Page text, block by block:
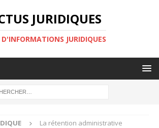
JURIDIQUES
D'INFORMATIONS JURIDIQUES
La rétention administrative